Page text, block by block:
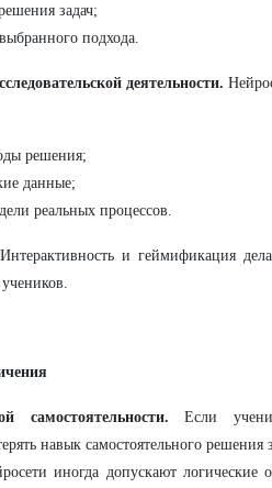
задач;
подхода.
деятельности.
решения;
данные;
реальных процессов.
Интерактивность и геймификация
самостоятельности. Если
навык самостоятельного решения
иногда допускают